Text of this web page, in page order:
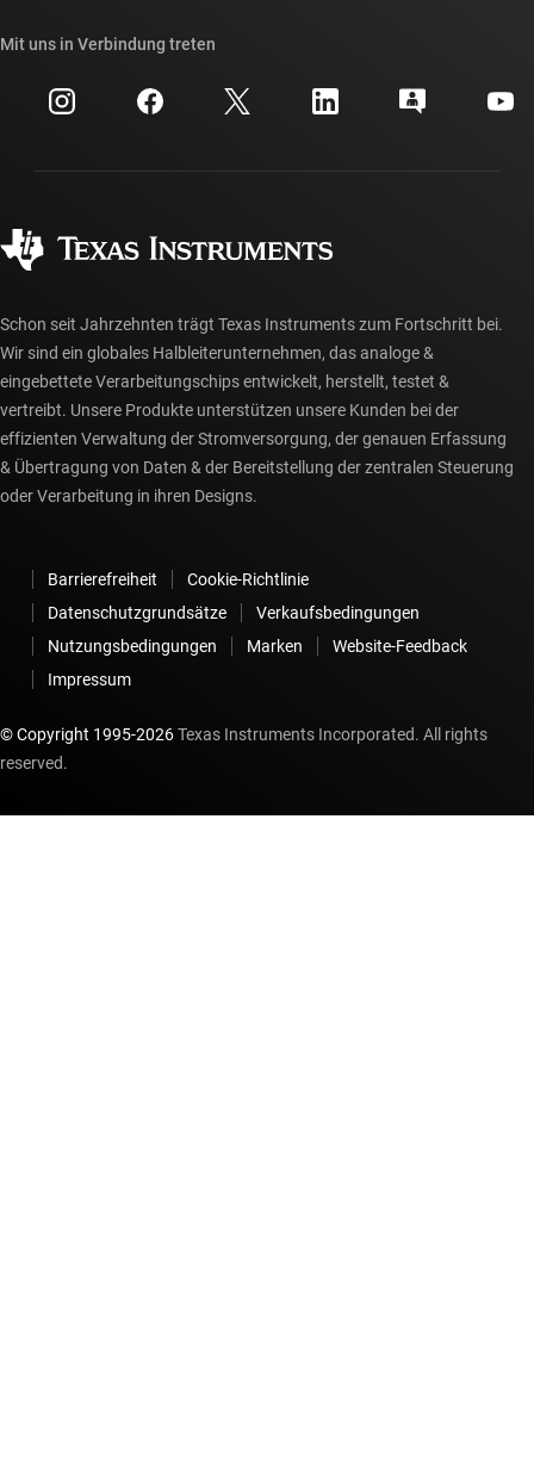
Investorenbeziehungen
Fertigung
Querverweis-Suche
Kundensupportzentrum
myTI-Konto FAQs
Häufig gestellte Fragen zu Bestellungen
Mit uns in Verbindung treten
Schon seit Jahrzehnten trägt Texas Instruments zum Fortschritt bei.
Wir sind ein globales Halbleiterunternehmen, das analoge &
eingebettete Verarbeitungschips entwickelt, herstellt, testet &
vertreibt. Unsere Produkte unterstützen unsere Kunden bei der
effizienten Verwaltung der Stromversorgung, der genauen Erfassung
& Übertragung von Daten & der Bereitstellung der zentralen Steuerung
oder Verarbeitung in ihren Designs.
Barrierefreiheit
Cookie-Richtlinie
Datenschutzgrundsätze
Verkaufsbedingungen
Nutzungsbedingungen
Marken
Website-Feedback
Impressum
© Copyright 1995-2026Texas Instruments Incorporated. All rights
reserved.